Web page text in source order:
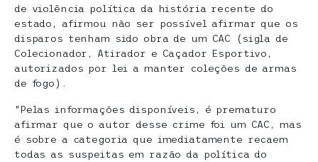
de violência política da história recente do
estado, afirmou não ser possível afirmar que os
disparos tenham sido obra de um CAC (sigla de
Colecionador, Atirador e Caçador Esportivo,
autorizados por lei a manter coleções de armas
de fogo).
“Pelas informações disponíveis, é prematuro
afirmar que o autor desse crime foi um CAC, mas
é sobre a categoria que imediatamente recaem
todas as suspeitas em razão da política do